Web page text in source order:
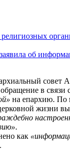
об
совет
в связи
на епархию. По
жизни
.
как